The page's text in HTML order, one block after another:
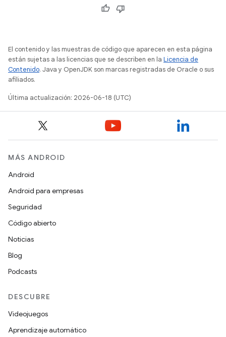
El contenido y las muestras de código que aparecen en esta página
están sujetas a las licencias que se describen en la Licencia de
Contenido. Java y OpenJDK son marcas registradas de Oracle o sus
afiliados.
Última actualización: 2026-06-18 (UTC)
MÁS ANDROID
Android
Android para empresas
Seguridad
Código abierto
Noticias
Blog
Podcasts
DESCUBRE
Videojuegos
Aprendizaje automático